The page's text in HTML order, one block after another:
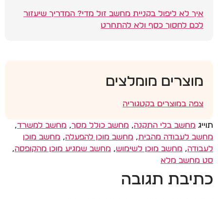
איך לא ליפול בקניית מחשב זול מדי? המדריך שיעזור
לכם לחסוך כסף ולא להתחרט
מוצרים מומלצים
צפה במוצרים בקטגוריה
תוייג מחשב בלי התקנה, מחשב כולל מסך, מחשב למשרד,
מחשב לעבודה מהבית, מחשב מוכן להפעלה, מחשב מוכן
לעבודה, מחשב מוכן לשימוש, מחשב שמגיע מוכן מהקופסה,
סט מחשב מלא
כתיבת תגובה